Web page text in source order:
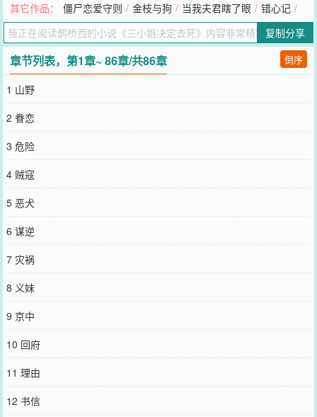
之前，先一步去死。反正都要死了，所以那日她毫不犹豫地替一个陌
生男人挡了剑。结果——她没死成？对方是出征归来的帝王心腹、永
安侯府世子？他要报恩？！钟遥决定再努力一把，若是这样还不行，
她再去死。.谢迟被人缠上了。那个意外救了他一命的姑娘张口就是：
“我大哥糊涂……”“我二哥糊涂……”“我爹娘糊涂……”但凡他敢说一个
“不”字，对方就眼圈一红，哭啼着说要去死。谢迟觉得当初主动说要
报恩的自己才是真正的糊涂。后来事情解决，姑娘笑眼盈盈地拉着他
的袖口说：“我就知道你一定有办法，谢世子，你真是个好人。”谢迟
看她一眼，又看一眼，心说也不一定。1、哭唧唧软妹*坏脾气男主。
2、女主找到希望后一直在积极生活，希望大家也都积极向上，大家都
有明媚的未来。3、恋爱文，【非女强】，【非大女主事业爽文】。
———————预收甜文《和亲郡主被掳后》，文案如下：奉旨和亲
的清宁郡主被劫了。劫走郡主的人据说是蛮族叛军首领，身姿矫健，
来去如风，行动中总带点儿野蛮，但并不如传言中那么粗俗。只是脸
上总是覆着骇人的面具，让人看不到真实面容。他管郡主叫“小美
人”，最常与郡主说的有两句话：“和亲前有意中人吗？”“笑一笑，我就
送你回中原。”郡主冷脸相对，宁死也不肯屈服。.被劫的第三个月，蛮
族大乱，霜月被人暗中送回中原，误打误撞进了瑞亲王府。王府夫人
对她很好，道：“你与我儿定有婚约，若非他自幼就被师傅带去云游四
方，你们早该成婚了……你只管当这是自己家，不必拘束。”霜月惶
恐。霜月有个秘密。其实她不是清宁郡主，她是假冒郡主的身份，替
她去和亲的。
您要是觉得《
博微信里的朋友推荐哦！
其它作品： 僵尸恋爱守则 / 金枝与狗 / 当我夫君瞎了眼 / 错心记 /
复制分享
章节列表，第1章~ 86章/共86章 倒序
1 山野
2 眷恋
3 危险
4 贼寇
5 恶犬
6 谋逆
7 灾祸
8 义妹
9 京中
10 回府
11 理由
12 书信